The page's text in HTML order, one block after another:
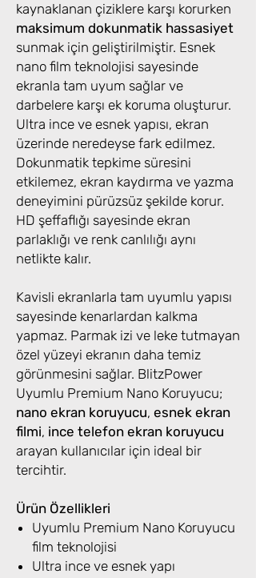
kaynaklanan çiziklere karşı korurken
maksimum dokunmatik hassasiyet
sunmak için geliştirilmiştir. Esnek
nano film teknolojisi sayesinde
ekranla tam uyum sağlar ve
darbelere karşı ek koruma oluşturur.
Ultra ince ve esnek yapısı, ekran
üzerinde neredeyse fark edilmez.
Dokunmatik tepkime süresini
etkilemez, ekran kaydırma ve yazma
deneyimini pürüzsüz şekilde korur.
HD şeffaflığı sayesinde ekran
parlaklığı ve renk canlılığı aynı
netlikte kalır.
Kavisli ekranlarla tam uyumlu yapısı
sayesinde kenarlardan kalkma
yapmaz. Parmak izi ve leke tutmayan
özel yüzeyi ekranın daha temiz
görünmesini sağlar. BlitzPower
Uyumlu Premium Nano Koruyucu;
nano ekran koruyucu, esnek ekran
filmi, ince telefon ekran koruyucu
arayan kullanıcılar için ideal bir
tercihtir.
Ürün Özellikleri
Uyumlu Premium Nano Koruyucu
film teknolojisi
Ultra ince ve esnek yapı